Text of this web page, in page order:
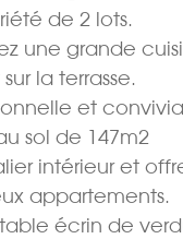
de 2 lots.
une grande
la terrasse.
et
sol de 147m2
intérieur et
appartements.
écrin de